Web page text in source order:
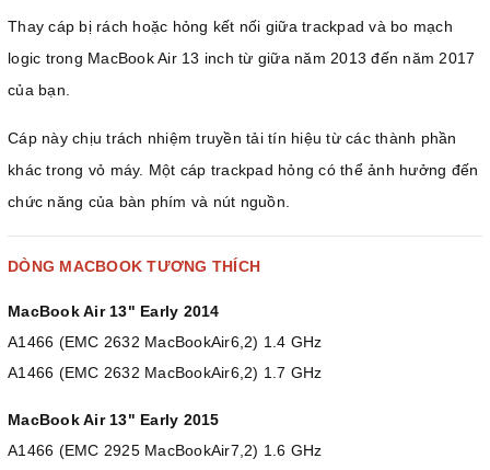
Thay cáp bị rách hoặc hỏng kết nối giữa trackpad và bo mạch
logic trong MacBook Air 13 inch từ giữa năm 2013 đến năm 2017
của bạn.
Cáp này chịu trách nhiệm truyền tải tín hiệu từ các thành phần
khác trong vỏ máy. Một cáp trackpad hỏng có thể ảnh hưởng đến
chức năng của bàn phím và nút nguồn.
DÒNG MACBOOK TƯƠNG THÍCH
MacBook Air 13" Early 2014
A1466 (EMC 2632 MacBookAir6,2) 1.4 GHz
A1466 (EMC 2632 MacBookAir6,2) 1.7 GHz
MacBook Air 13" Early 2015
A1466 (EMC 2925 MacBookAir7,2) 1.6 GHz